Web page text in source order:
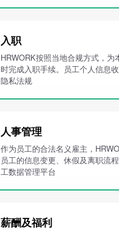
入职
HRWORK按照当地合规方式，为
时完成入职手续。员工个人信息
隐私法规
人事管理
作为员工的合法名义雇主，
员工的信息变更、休假及离职流
工数据管理平台
薪酬及福利